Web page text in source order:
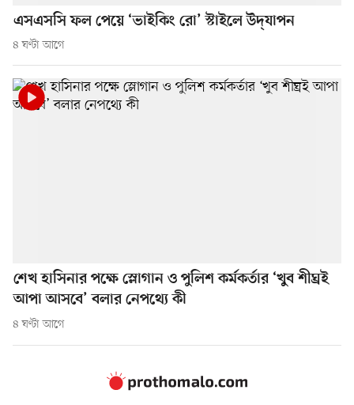
এসএসসি ফল পেয়ে ‘ভাইকিং রো’ স্টাইলে উদ্‌যাপন
৪ ঘণ্টা আগে
শেখ হাসিনার পক্ষে স্লোগান ও পুলিশ কর্মকর্তার ‘খুব শীঘ্রই
আপা আসবে’ বলার নেপথ্যে কী
৪ ঘণ্টা আগে